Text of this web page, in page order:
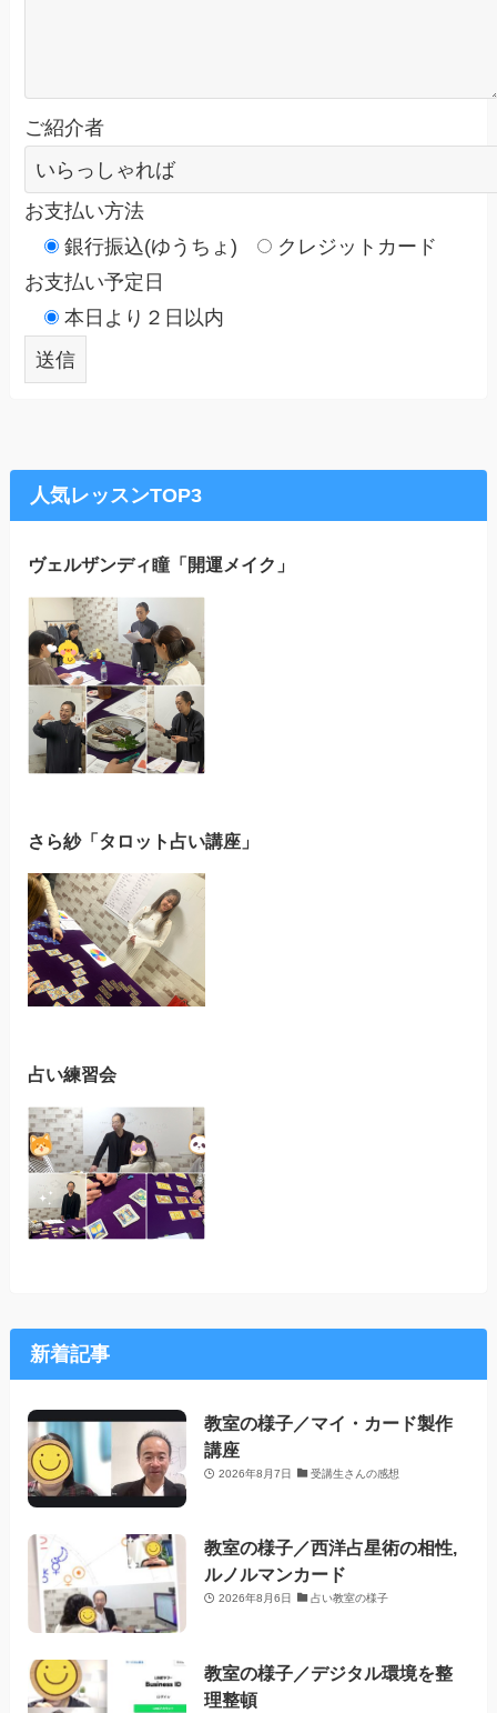
ご紹介者
お支払い方法
銀行振込(ゆうちょ)
クレジットカード
お支払い予定日
本日より２日以内
人気レッスンTOP3
ヴェルザンディ瞳「開運メイク」
さら紗「タロット占い講座」
占い練習会
新着記事
教室の様子／マイ・カード製作
講座
2026年8月7日 受講生さんの感想
教室の様子／西洋占星術の相性,
ルノルマンカード
2026年8月6日 占い教室の様子
教室の様子／デジタル環境を整
理整頓